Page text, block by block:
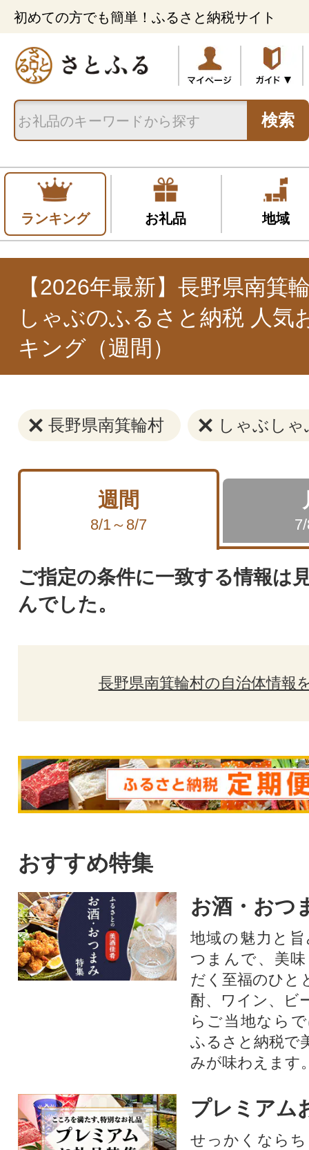
初めての方でも簡単！ふるさと納税サイト
検索
ランキング お礼品 地域
【2026年最新】長野県南箕
しゃぶのふるさと納税 人気
キング（週間）
長野県南箕輪村 しゃぶしゃ
週間
8/1～8/7
ご指定の条件に一致する情報は
んでした。
長野県南箕輪村の自治体情報
おすすめ特集
お酒・おつ
地域の魅力と
つまんで、美
だく至福のひと
酎、ワイン、ビ
らご当地なら
ふるさと納税で
みが味わえます
プレミアム
せっかくなら